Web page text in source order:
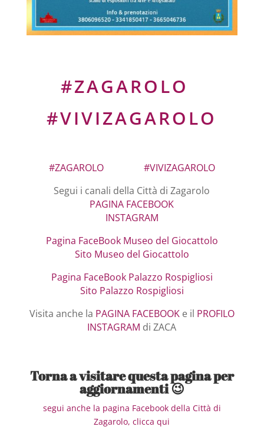
#ZAGAROLO
#VIVIZAGAROLO
#ZAGAROLO
#VIVIZAGAROLO
Segui i canali della Città di Zagarolo
PAGINA FACEBOOK
INSTAGRAM
Pagina FaceBook Museo del Giocattolo
Sito Museo del Giocattolo
Pagina FaceBook Palazzo Rospigliosi
Sito Palazzo Rospigliosi
Visita anche la PAGINA FACEBOOKe il PROFILO
INSTAGRAM di ZACA
Torna a visitare questa pagina per
aggiornamenti 😉
segui anche la pagina Facebook della Città di
Zagarolo, clicca qui